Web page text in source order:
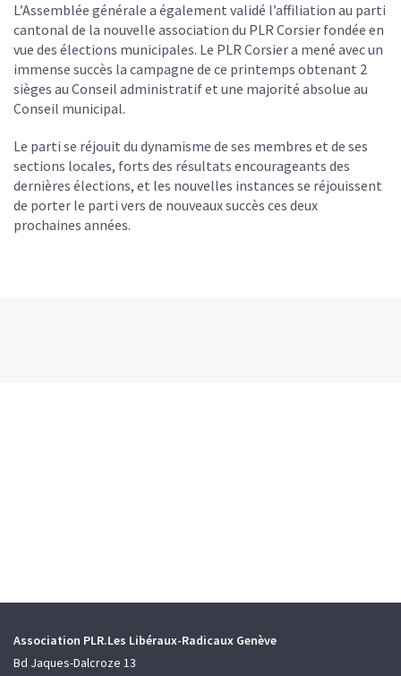
L’Assemblée générale a également validé l’affiliation au parti
cantonal de la nouvelle association du PLR Corsier fondée en
vue des élections municipales. Le PLR Corsier a mené avec un
immense succès la campagne de ce printemps obtenant 2
sièges au Conseil administratif et une majorité absolue au
Conseil municipal.
Le parti se réjouit du dynamisme de ses membres et de ses
sections locales, forts des résultats encourageants des
dernières élections, et les nouvelles instances se réjouissent
de porter le parti vers de nouveaux succès ces deux
prochaines années.
Association PLR.Les Libéraux-Radicaux Genève
Bd Jaques-Dalcroze 13